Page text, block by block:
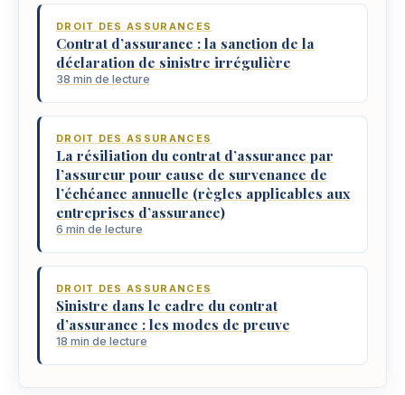
DROIT DES ASSURANCES
Contrat d’assurance : la sanction de la
déclaration de sinistre irrégulière
38 min de lecture
DROIT DES ASSURANCES
La résiliation du contrat d’assurance par
l’assureur pour cause de survenance de
l’échéance annuelle (règles applicables aux
entreprises d’assurance)
6 min de lecture
DROIT DES ASSURANCES
Sinistre dans le cadre du contrat
d’assurance : les modes de preuve
18 min de lecture